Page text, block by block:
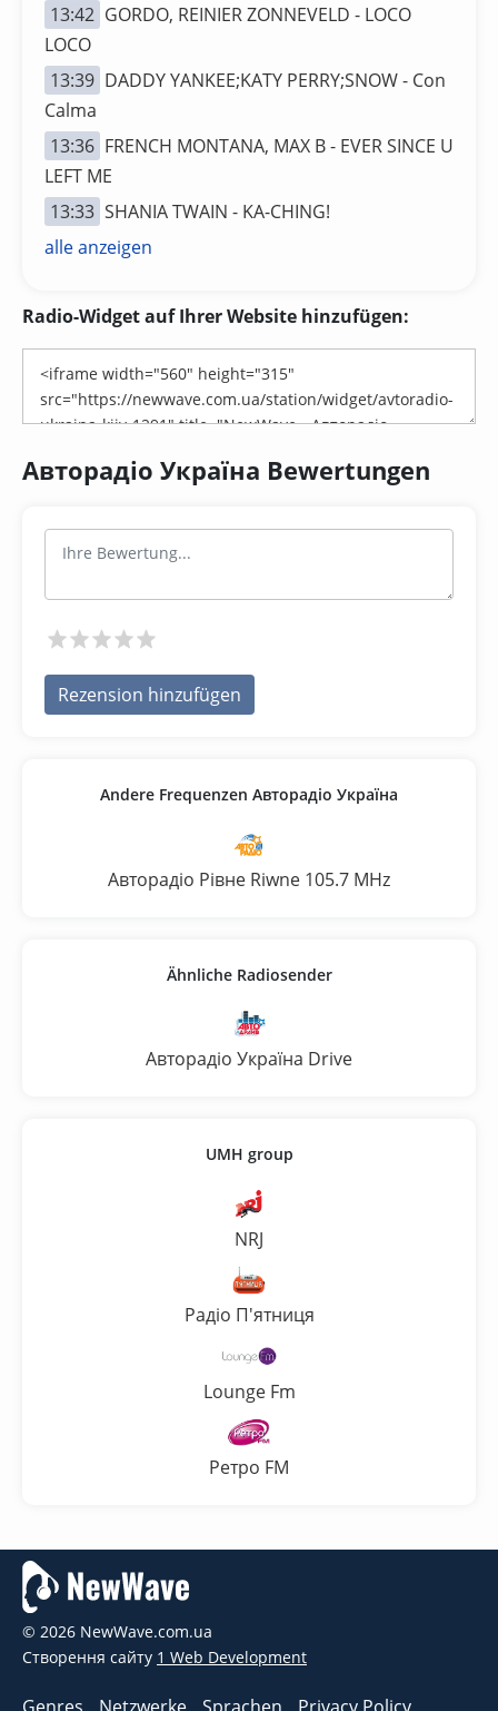
13:42 GORDO, REINIER ZONNEVELD - LOCO
LOCO
13:39 DADDY YANKEE;KATY PERRY;SNOW - Con
Calma
13:36 FRENCH MONTANA, MAX B - EVER SINCE U
LEFT ME
13:33 SHANIA TWAIN - KA-CHING!
alle anzeigen
Radio-Widget auf Ihrer Website hinzufügen:
Авторадіо Україна Bewertungen
Rezension hinzufügen
Andere Frequenzen Авторадіо Україна
Авторадіо Рівне Riwne 105.7 MHz
Ähnliche Radiosender
Авторадіо Україна Drive
UMH group
NRJ
Радіо П'ятниця
Lounge Fm
Ретро FM
© 2026 NewWave.com.ua
Створення сайту 1 Web Development